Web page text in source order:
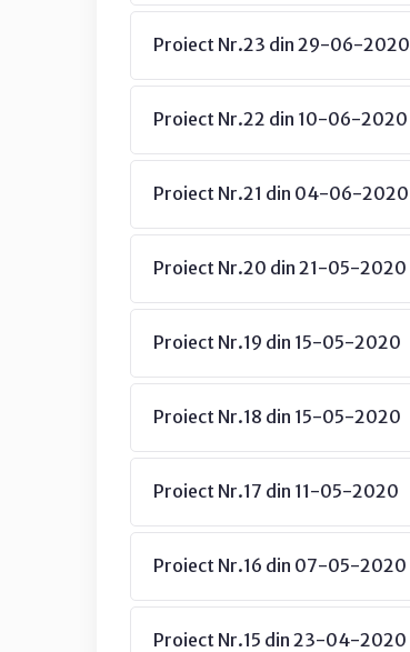
Proiect Nr.23 din 29-06-2020
Proiect Nr.22 din 10-06-2020
Proiect Nr.21 din 04-06-2020
Proiect Nr.20 din 21-05-2020
Proiect Nr.19 din 15-05-2020
Proiect Nr.18 din 15-05-2020
Proiect Nr.17 din 11-05-2020
Proiect Nr.16 din 07-05-2020
Proiect Nr.15 din 23-04-2020